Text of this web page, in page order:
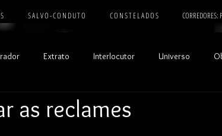
S A L V O - C O N D U T O C O N S T E L A D O S CORREDORES:
Extrato Interlocutor Universo
as reclames